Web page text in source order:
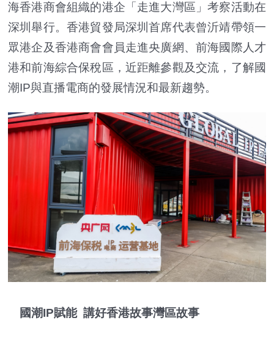
海香港商會組織的港企「走進大灣區」考察活動在
深圳舉行。香港貿發局深圳首席代表曾沂靖帶領一
眾港企及香港商會會員走進央廣網、前海國際人才
港和前海綜合保稅區，近距離參觀及交流，了解國
潮IP與直播電商的發展情況和最新趨勢。
國潮IP賦能 講好香港故事灣區故事